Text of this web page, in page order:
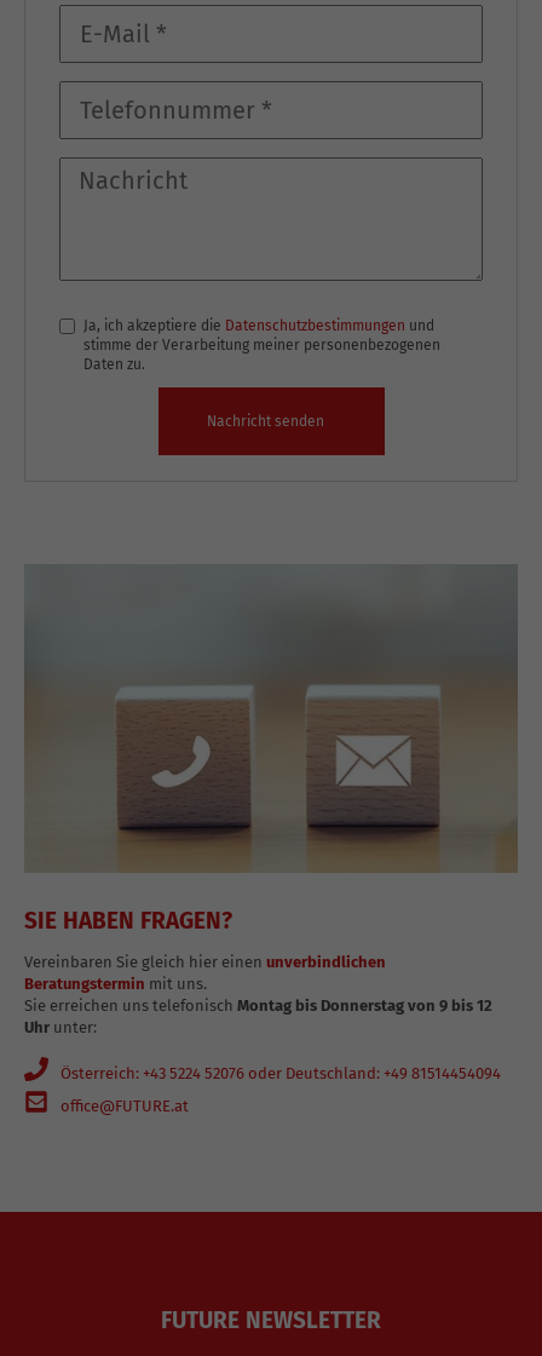
Ja, ich akzeptiere die Datenschutzbestimmungen und
stimme der Verarbeitung meiner personenbezogenen
Daten zu.
SIE HABEN FRAGEN?
Vereinbaren Sie gleich hier einen unverbindlichen
Beratungstermin mit uns.
Sie erreichen uns telefonisch Montag bis Donnerstag von 9 bis 12
Uhr unter:
Österreich: +43 5224 52076 oder Deutschland: +49 81514454094
office@FUTURE.at
FUTURE NEWSLETTER